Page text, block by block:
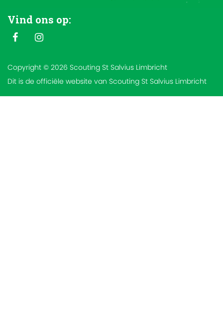
Vind ons op:
Copyright © 2026 Scouting St Salvius Limbricht
Dit is de officiële website van Scouting St Salvius Limbricht